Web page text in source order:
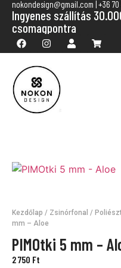
nokondesign@gmail.com | +36 70
Ingyenes szállítás
csomagpontra
Kezdőlap / Zsinórfonal /
mm – Aloe
PIMOtki 5 mm –
2 750 Ft